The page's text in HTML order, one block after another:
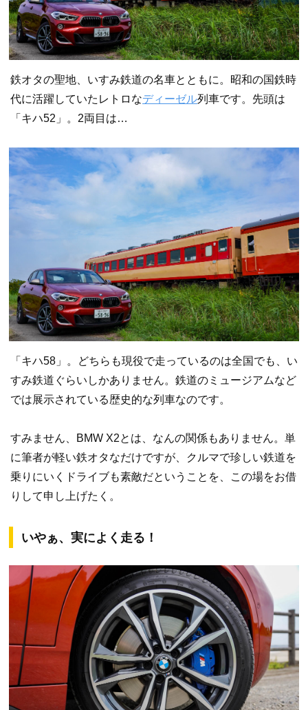
鉄オタの聖地、いすみ鉄道の名車とともに。昭和の国鉄時
代に活躍していたレトロなディーゼル列車です。先頭は
「キハ52」。2両目は…
「キハ58」。どちらも現役で走っているのは全国でも、い
すみ鉄道ぐらいしかありません。鉄道のミュージアムなど
では展示されている歴史的な列車なのです。
すみません、BMW X2とは、なんの関係もありません。単
に筆者が軽い鉄オタなだけですが、クルマで珍しい鉄道を
乗りにいくドライブも素敵だということを、この場をお借
りして申し上げたく。
いやぁ、実によく走る！